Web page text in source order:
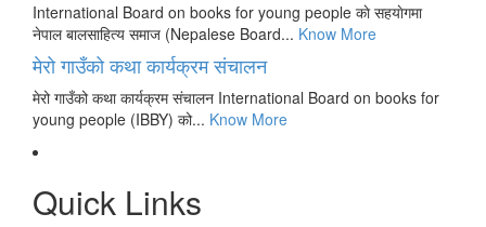
International Board on books for young people काे सहयाेगमा
नेपाल बालसाहित्य समाज (Nepalese Board... Know More
मेरो गाउँको कथा कार्यक्रम संचालन
मेरो गाउँको कथा कार्यक्रम संचालन International Board on books for
young people (IBBY) को... Know More
Quick Links